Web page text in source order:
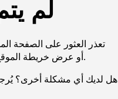
لم
تعذر العثور على الصفحة
URL، أو عرض خريطة الموقع الخاصة بنا لمساعدتك في العثور على ما تريد.
هل لديك أي مشكلة أخرى؟